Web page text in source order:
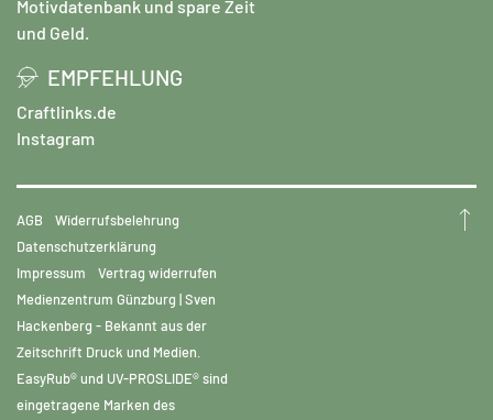
Motivdatenbank und spare Zeit
und Geld.
EMPFEHLUNG
Craftlinks.de
Instagram
AGB
Widerrufsbelehrung
Datenschutzerklärung
Impressum
Vertrag widerrufen
Medienzentrum Günzburg | Sven
Hackenberg - Bekannt aus der
Zeitschrift Druck und Medien.
EasyRub® und UV-PROSLIDE® sind
eingetragene Marken des